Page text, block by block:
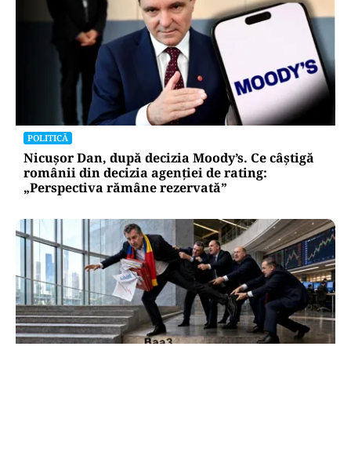
POLITICĂ
Nicușor Dan, după decizia Moody’s. Ce câștigă
românii din decizia agenției de rating:
„Perspectiva rămâne rezervată”